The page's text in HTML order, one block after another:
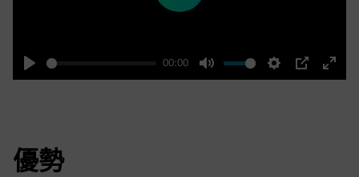
Play
00:00
Mute Settings
PIP
Enter
優勢